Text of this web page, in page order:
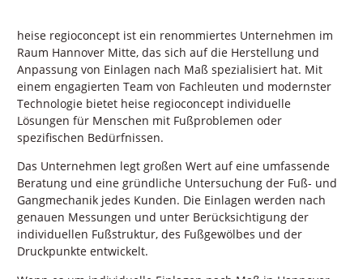
heise regioconcept ist ein renommiertes Unternehmen im
Raum Hannover Mitte, das sich auf die Herstellung und
Anpassung von Einlagen nach Maß spezialisiert hat. Mit
einem engagierten Team von Fachleuten und modernster
Technologie bietet heise regioconcept individuelle
Lösungen für Menschen mit Fußproblemen oder
spezifischen Bedürfnissen.
Das Unternehmen legt großen Wert auf eine umfassende
Beratung und eine gründliche Untersuchung der Fuß- und
Gangmechanik jedes Kunden. Die Einlagen werden nach
genauen Messungen und unter Berücksichtigung der
individuellen Fußstruktur, des Fußgewölbes und der
Druckpunkte entwickelt.